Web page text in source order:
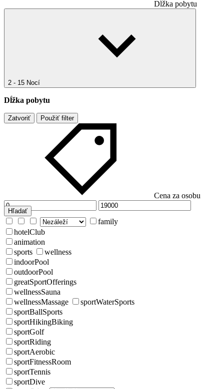
Dĺžka pobytu
2 - 15 Nocí
Dĺžka pobytu
Zatvoriť Použiť filter
Cena za osobu
Hľadať
family
hotelClub
animation
sports
wellness
indoorPool
outdoorPool
greatSportOfferings
wellnessSauna
wellnessMassage
sportWaterSports
sportBallSports
sportHikingBiking
sportGolf
sportRiding
sportAerobic
sportFitnessRoom
sportTennis
sportDive